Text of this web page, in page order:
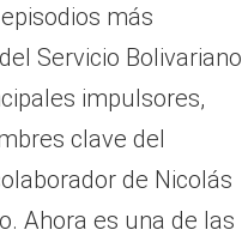
más
Servicio Bolivariano
impulsores,
clave del
de Nicolás
Ahora es una de las